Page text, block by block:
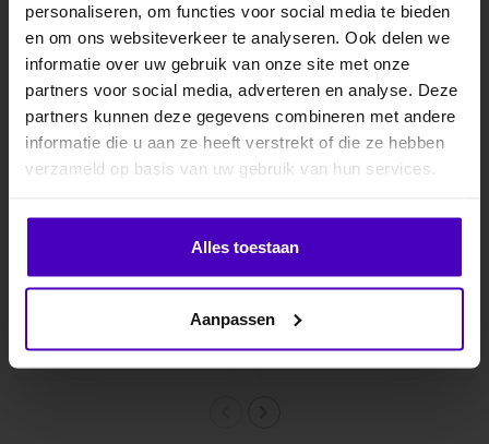
personaliseren, om functies voor social media te bieden
en om ons websiteverkeer te analyseren. Ook delen we
informatie over uw gebruik van onze site met onze
partners voor social media, adverteren en analyse. Deze
partners kunnen deze gegevens combineren met andere
informatie die u aan ze heeft verstrekt of die ze hebben
verzameld op basis van uw gebruik van hun services.
Alles toestaan
Aanpassen
Zadeldek CLX
Het stijlvolle CLX zadeldek
logostiksels voor een uni..
€59,95
Vliegenmuts CLX
• Elegant afgewerkt met
twee subtiele bie..
€24,95
MELD JE AAN VOOR
10% KORTING
.